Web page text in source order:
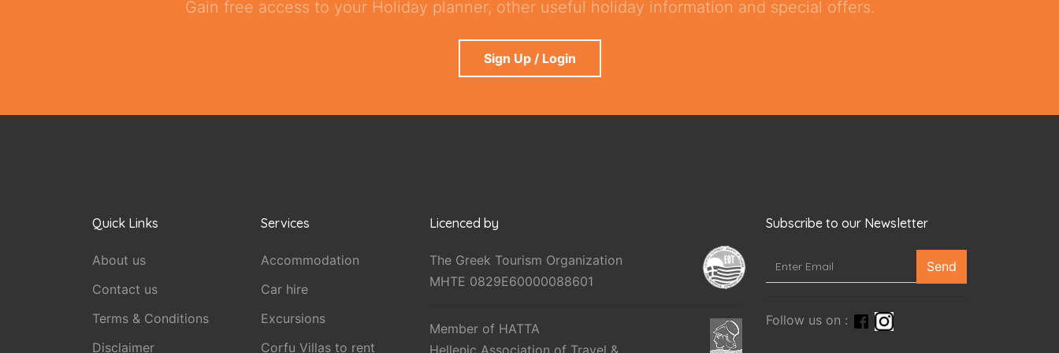
Gain free access to your Holiday planner, other useful holiday information and special offers.
Sign Up / Login
Quick Links
About us
Contact us
Terms & Conditions
Disclaimer
Services
Accommodation
Car hire
Excursions
Corfu Villas to rent
Licenced by
The Greek Tourism Organization
MHTE 0829E60000088601
Member of HATTA
Hellenic Association of Travel &
Subscribe to our Newsletter
Send
Follow us on :